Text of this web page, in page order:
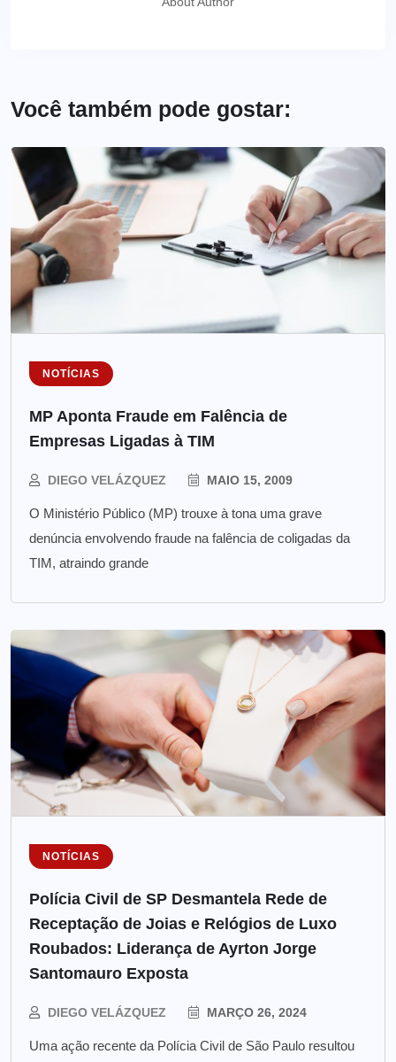
Você também pode gostar:
NOTÍCIAS
MP Aponta Fraude em Falência de
Empresas Ligadas à TIM
DIEGO VELÁZQUEZ MAIO 15, 2009
O Ministério Público (MP) trouxe à tona uma grave
denúncia envolvendo fraude na falência de coligadas da
TIM, atraindo grande
NOTÍCIAS
Polícia Civil de SP Desmantela Rede de
Receptação de Joias e Relógios de Luxo
Roubados: Liderança de Ayrton Jorge
Santomauro Exposta
DIEGO VELÁZQUEZ MARÇO 26, 2024
Uma ação recente da Polícia Civil de São Paulo resultou